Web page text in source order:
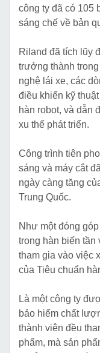
công ty đã có 105
sáng chế về bản
Riland đã tích lũy
trưởng thành
nghệ lái xe, các
điều khiển kỹ
hàn robot, và dẫn
xu thế phát triển.
Công trình tiên
sáng và máy cắt
ngày càng tăng
Trung Quốc.
Như một đóng
trong hàn biến
tham gia vào việc
của Tiêu chuẩn
Là một công ty
bảo hiểm chất
thành viên đều
phẩm, mà sản